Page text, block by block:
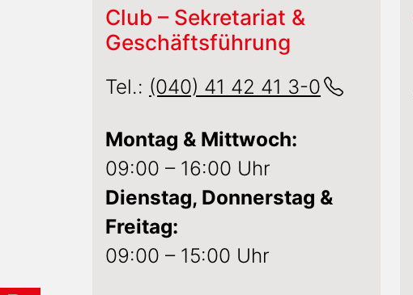
Club – Sekretariat &
Geschäftsführung
Tel.: (040) 41 42 41 3-0
Montag & Mittwoch:
09:00 – 16:00 Uhr
Dienstag, Donnerstag &
Freitag:
09:00 – 15:00 Uhr